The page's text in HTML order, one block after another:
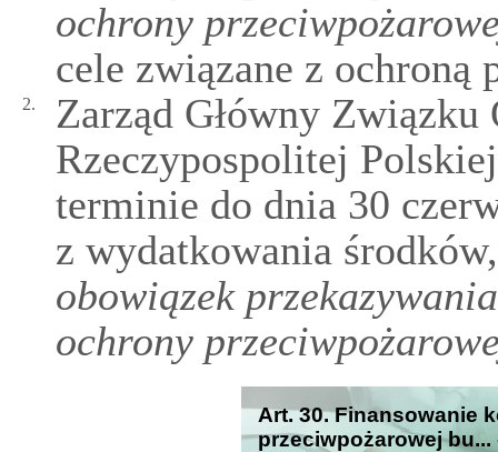
ochrony
cele związane z ochroną
2.
Zarząd Główny
Rzeczypospolitej
terminie do dnia 30
z wydatkowania
obowiązek
ochrony
Art. 30. Finansowanie
przeciwpożarowej